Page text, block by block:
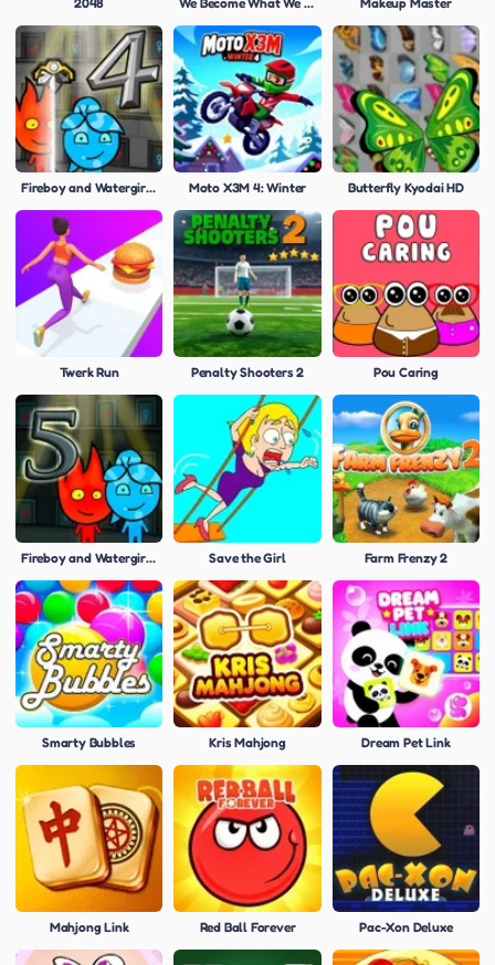
Fireboy and Watergirl 4: Crystal Temple Moto X3M 4: Winter Butterfly Kyodai HD
Twerk Run Penalty Shooters 2 Pou Caring
Fireboy and Watergirl 5: Elements Save the Girl Farm Frenzy 2
Smarty Bubbles Kris Mahjong Dream Pet Link
Mahjong Link Red Ball Forever Pac-Xon Deluxe